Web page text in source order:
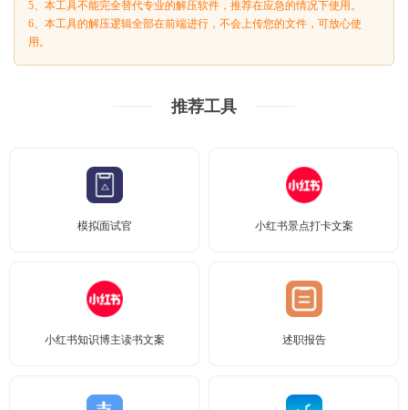
5、本工具不能完全替代专业的解压软件，推荐在应急的情况下使用。
6、本工具的解压逻辑全部在前端进行，不会上传您的文件，可放心使
用。
推荐工具
模拟面试官 小红书景点打卡文案
小红书知识博主读书文案 述职报告